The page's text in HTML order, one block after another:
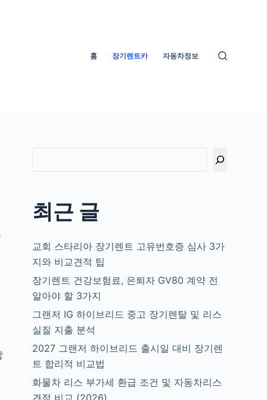
홈 장기렌트카 자동차정보
최근 글
교회 스타리아 장기렌트 고유번호증 심사 3가
지와 비교견적 팁
장기렌트 건강보험료, 은퇴자 GV80 계약 전
알아야 할 3가지
그랜저 IG 하이브리드 중고 장기렌탈 및 리스
실질 지출 분석
2027 그랜저 하이브리드 출시일 대비 장기렌
트 합리적 비교법
화물차 리스 부가세 환급 조건 및 자동차리스
견적 비교 (2026)